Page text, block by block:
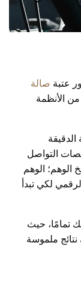
عتبة صالة
الأنظمة
التواصل
الوهم؛ الوهم
لكي تبدأ
تمامًا، حيث
ملموسة